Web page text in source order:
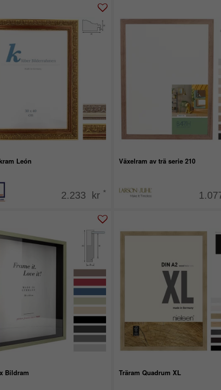
León
2.233 kr *
Växelram av trä serie 210
Bildram Träram Quadrum XL